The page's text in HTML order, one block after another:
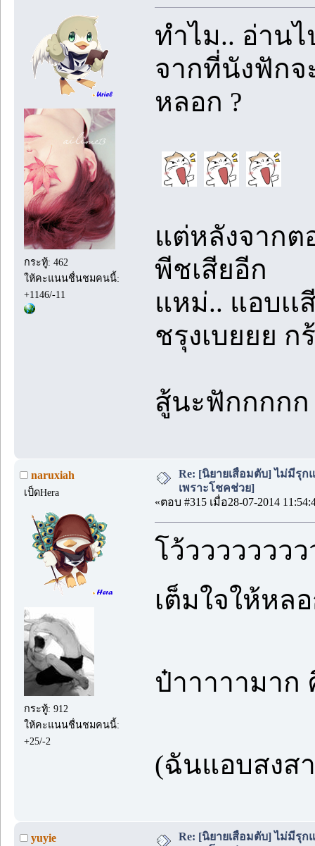
กระทู้: 462
ให้คะแนนชื่นชมคนนี้:
+1146/-11
ทำไม.. อ่าน
จากที่นังฟักจ
หลอก ?
แต่หลังจากต
พีชเสียอีก
แหม่.. แอบเเ
ชรุงเบยยย ก
สู้นะฟักกกกก
naruxiah
เป็ดHera
กระทู้: 912
ให้คะแนนชื่นชมคนนี้:
+25/-2
Re: [นิยายเสื่อมตับ] ไม่มีรุก
เพราะโชคช่วย]
«ตอบ #315 เมื่อ28-07-2014
โว้ววววววว
เต็มใจให้หล
ป๋าาาาามาก
(ฉันแอบสงส
yuyie
Re: [นิยายเสื่อมตับ] ไม่มีรุก